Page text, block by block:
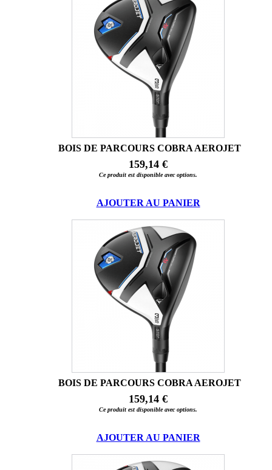
BOIS DE PARCOURS COBRA AEROJET
159,14 €
Ce produit est disponible avec options.
AJOUTER AU PANIER
BOIS DE PARCOURS COBRA AEROJET
159,14 €
Ce produit est disponible avec options.
AJOUTER AU PANIER